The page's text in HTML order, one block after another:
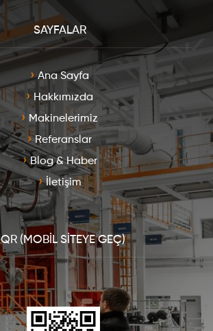
SAYFALAR
Ana Sayfa
Hakkımızda
Makinelerimiz
Referanslar
Blog & Haber
İletişim
QR (MOBİL SİTEYE GEÇ)